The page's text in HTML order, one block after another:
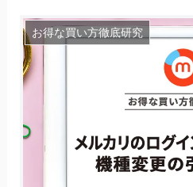
お得な買い方徹底研究